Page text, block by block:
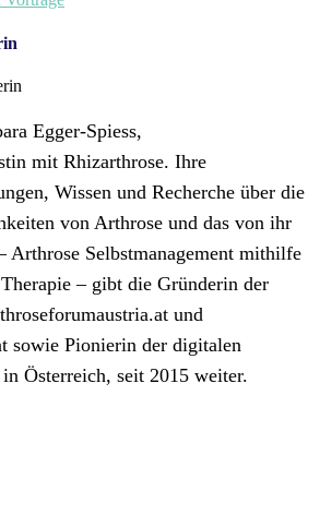
Egger-Spiess,
mit Rhizarthrose. Ihre
Wissen und Recherche über die
von Arthrose und das von ihr
Arthrose Selbstmanagement mithilfe
– gibt die Gründerin der
und
sowie Pionierin der digitalen
Österreich, seit 2015 weiter.